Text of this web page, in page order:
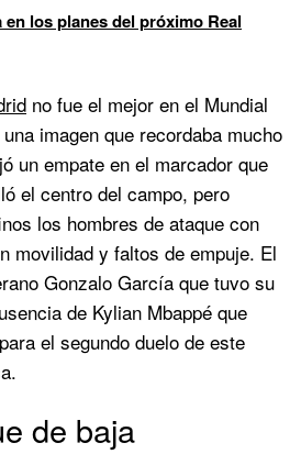
los planes del próximo Real
no fue el mejor en el Mundial
imagen que recordaba mucho
un empate en el marcador que
el centro del campo, pero
los hombres de ataque con
movilidad y faltos de empuje. El
Gonzalo García que tuvo su
de Kylian Mbappé que
el segundo duelo de este
de baja